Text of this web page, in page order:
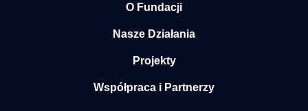
O Fundacji
Nasze Działania
Projekty
Współpraca i Partnerzy